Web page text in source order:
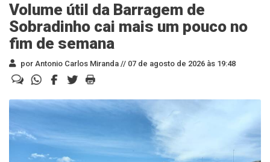
Volume útil da Barragem de
Sobradinho cai mais um pouco no
fim de semana
por Antonio Carlos Miranda // 07 de agosto de 2026 às 19:48